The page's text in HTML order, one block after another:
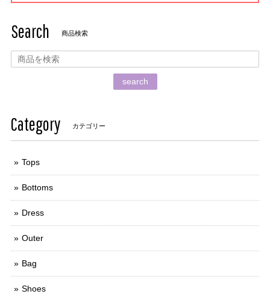
Search 商品検索
search
Category カテゴリー
Tops
Bottoms
Dress
Outer
Bag
Shoes